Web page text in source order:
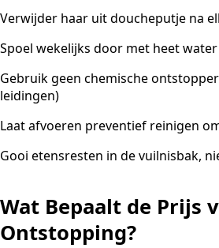
Verwijder haar uit doucheputje na
Spoel wekelijks door met heet
Gebruik geen chemische
leidingen)
Laat afvoeren preventief reinigen
Gooi etensresten in de vuilnisbak,
Wat Bepaalt de Prijs
Ontstopping?